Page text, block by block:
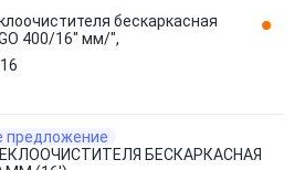
бескаркасная
400/16" мм/",
предложение
БЕСКАРКАСНАЯ